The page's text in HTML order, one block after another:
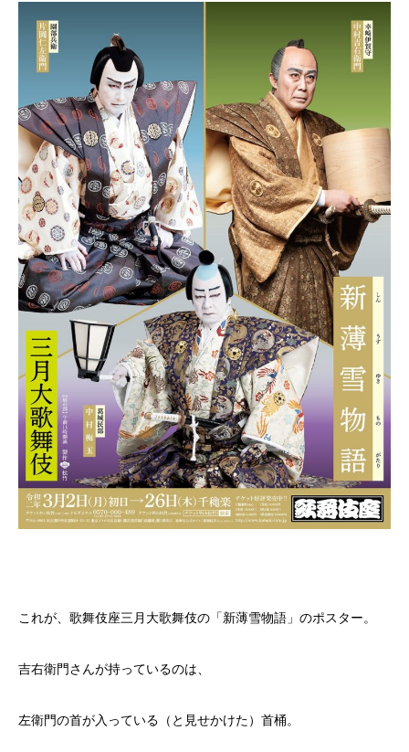
これが、歌舞伎座三月大歌舞伎の「新薄雪物語」のポスター。
吉右衛門さんが持っているのは、
左衛門の首が入っている（と見せかけた）首桶。